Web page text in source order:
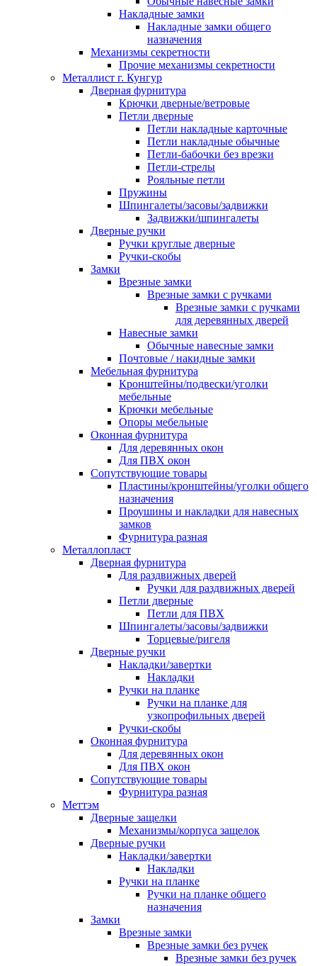
Накладные замки
Накладные замки общего
назначения
Механизмы секретности
Прочие механизмы секретности
Металлист г. Кунгур
Дверная фурнитура
Крючки дверные/ветровые
Петли дверные
Петли накладные карточные
Петли накладные обычные
Петли-бабочки без врезки
Петли-стрелы
Рояльные петли
Пружины
Шпингалеты/засовы/задвижки
Задвижки/шпингалеты
Дверные ручки
Ручки круглые дверные
Ручки-скобы
Замки
Врезные замки
Врезные замки с ручками
Врезные замки с ручками
для деревянных дверей
Навесные замки
Обычные навесные замки
Почтовые / накидные замки
Мебельная фурнитура
Кронштейны/подвески/уголки
мебельные
Крючки мебельные
Опоры мебельные
Оконная фурнитура
Для деревянных окон
Для ПВХ окон
Сопутствующие товары
Пластины/кронштейны/уголки общего
назначения
Проушины и накладки для навесных
замков
Фурнитура разная
Металлопласт
Дверная фурнитура
Для раздвижных дверей
Ручки для раздвижных дверей
Петли дверные
Петли для ПВХ
Шпингалеты/засовы/задвижки
Торцевые/ригеля
Дверные ручки
Накладки/завертки
Накладки
Ручки на планке
Ручки на планке для
узкопрофильных дверей
Ручки-скобы
Оконная фурнитура
Для деревянных окон
Для ПВХ окон
Сопутствующие товары
Фурнитура разная
Меттэм
Дверные защелки
Механизмы/корпуса защелок
Дверные ручки
Накладки/завертки
Накладки
Ручки на планке
Ручки на планке общего
назначения
Замки
Врезные замки
Врезные замки без ручек
Врезные замки без ручек